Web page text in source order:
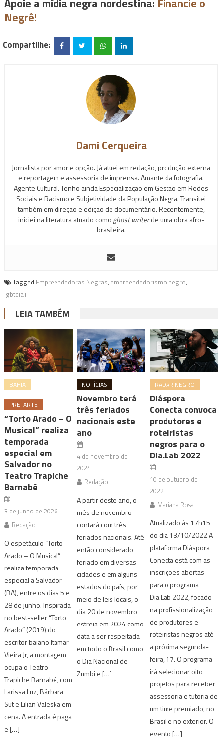
Apoie a mídia negra nordestina: Financie o
Negrê!
Compartilhe:
Dami Cerqueira
Jornalista por amor e opção. Já atuei em redação, produção externa
e reportagem e assessoria de imprensa. Amante da fotografia.
Agente Cultural. Tenho ainda Especialização em Gestão em Redes
Sociais e Racismo e Subjetividade da População Negra. Transitei
também em direção e edição de documentário. Recentemente,
iniciei na literatura atuado como ghost writerde uma obra afro-
brasileira.
Tagged Empreendedoras Negras, empreendedorismo negro,
lgbtqia+
LEIA TAMBÉM
BAHIA
PRETARTE
“Torto Arado – O
Musical” realiza
temporada
especial em
Salvador no
Teatro Trapiche
Barnabé
3 de junho de 2026
Redação
O espetáculo “Torto
Arado – O Musical”
realiza temporada
especial a Salvador
(BA), entre os dias 5 e
28 de junho. Inspirada
no best-seller “Torto
Arado” (2019) do
escritor baiano Itamar
Vieira Jr, a montagem
ocupa o Teatro
Trapiche Barnabé, com
Larissa Luz, Bárbara
Sut e Lilian Valeska em
cena. A entrada é paga
e […]
NOTÍCIAS
Novembro terá
três feriados
nacionais este
ano
4 de novembro de
2024
Redação
A partir deste ano, o
mês de novembro
contará com três
feriados nacionais. Até
então considerado
feriado em diversas
cidades e em alguns
estados do país, por
meio de leis locais, o
dia 20 de novembro
estreia em 2024 como
data a ser respeitada
em todo o Brasil como
o Dia Nacional de
Zumbi e […]
RADAR NEGRO
Diáspora
Conecta convoca
produtores e
roteiristas
negros para o
Dia.Lab 2022
10 de outubro de
2022
Mariana Rosa
Atualizado às 17h15
do dia 13/10/2022 A
plataforma Diáspora
Conecta está com as
inscrições abertas
para o programa
Dia.Lab 2022, focado
na profissionalização
de produtores e
roteiristas negros até
a próxima segunda-
feira, 17. O programa
irá selecionar oito
projetos para receber
assessoria e tutoria de
um time premiado, no
Brasil e no exterior. O
evento […]